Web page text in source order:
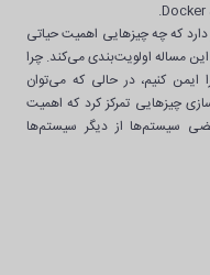
دارد که چه چیزهایی اهمیت حیاتی
مساله اولویت‌بندی می‌کند. چرا
کنیم، در حالی که می‌توان
چیزهایی تمرکز کرد که اهمیت
سیستم‌ها از دیگر سیستم‌ها